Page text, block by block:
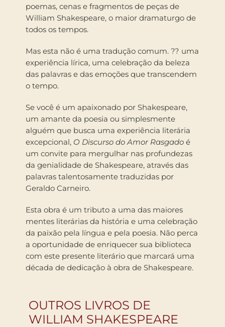
poemas, cenas e fragmentos de peças de
William Shakespeare, o maior dramaturgo de
todos os tempos.
Mas esta não é uma tradução comum. ?? uma
experiência lírica, uma celebração da beleza
das palavras e das emoções que transcendem
o tempo.
Se você é um apaixonado por Shakespeare,
um amante da poesia ou simplesmente
alguém que busca uma experiência literária
excepcional, O Discurso do Amor Rasgado é
um convite para mergulhar nas profundezas
da genialidade de Shakespeare, através das
palavras talentosamente traduzidas por
Geraldo Carneiro.
Esta obra é um tributo a uma das maiores
mentes literárias da história e uma celebração
da paixão pela língua e pela poesia. Não perca
a oportunidade de enriquecer sua biblioteca
com este presente literário que marcará uma
década de dedicação à obra de Shakespeare.
OUTROS LIVROS DE
WILLIAM SHAKESPEARE